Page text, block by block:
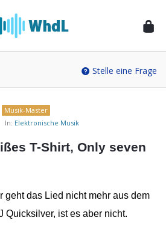
Stelle eine Frage
Musik-Master
In: Elektronische Musik
T-Shirt, Only seven
geht das Lied nicht mehr aus dem
Quicksilver, ist es aber nicht.